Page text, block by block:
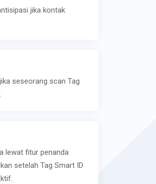
jika kontak
seseorang scan Tag
.
lewat fitur penanda
setelah Tag Smart ID